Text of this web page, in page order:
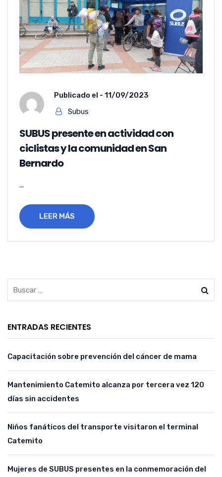
Publicado el - 11/09/2023
Subus
SUBUS presente en actividad con
ciclistas y la comunidad en San
Bernardo
...
LEER MÁS
ENTRADAS RECIENTES
Capacitación sobre prevención del cáncer de mama
Mantenimiento Catemito alcanza por tercera vez 120
días sin accidentes
Niños fanáticos del transporte visitaron el terminal
Catemito
Mujeres de SUBUS presentes en la conmemoración del